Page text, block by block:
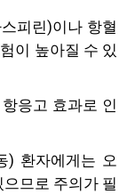
피린)이나 항혈
이 높아질 수 있
응고 효과로 인
) 환자에게는 오
므로 주의가 필